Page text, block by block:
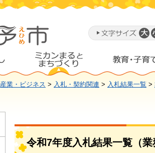
産業・ビジネス > 入札・契約関連 > 入札結果一覧 >
令和7年度入札結果一覧（業